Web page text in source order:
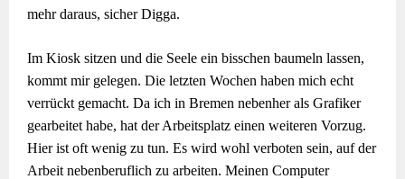
mehr daraus, sicher Digga.
Im Kiosk sitzen und die Seele ein bisschen baumeln lassen,
kommt mir gelegen. Die letzten Wochen haben mich echt
verrückt gemacht. Da ich in Bremen nebenher als Grafiker
gearbeitet habe, hat der Arbeitsplatz einen weiteren Vorzug.
Hier ist oft wenig zu tun. Es wird wohl verboten sein, auf der
Arbeit nebenberuflich zu arbeiten. Meinen Computer